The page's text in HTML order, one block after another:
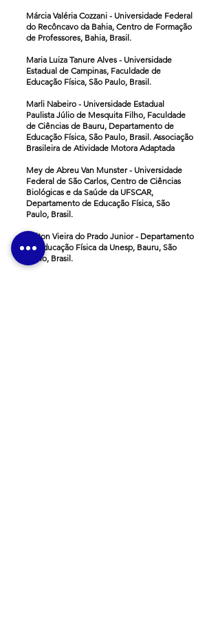
Márcia Valéria Cozzani - Universidade Federal
do Recôncavo da Bahia, Centro de Formação
de Professores, Bahia, Brasil.
Maria Luiza Tanure Alves - Universidade
Estadual de Campinas, Faculdade de
Educação Física, São Paulo, Brasil.
Marli Nabeiro - Universidade Estadual
Paulista Júlio de Mesquita Filho, Faculdade
de Ciências de Bauru, Departamento de
Educação Física, São Paulo, Brasil. Associação
Brasileira de Atividade Motora Adaptada
Mey de Abreu Van Munster - Universidade
Federal de São Carlos, Centro de Ciências
Biológicas e da Saúde da UFSCAR,
Departamento de Educação Física, São
Paulo, Brasil.
Milton Vieira do Prado Junior - Departamento
de Educação Física da Unesp, Bauru, São
Paulo, Brasil.